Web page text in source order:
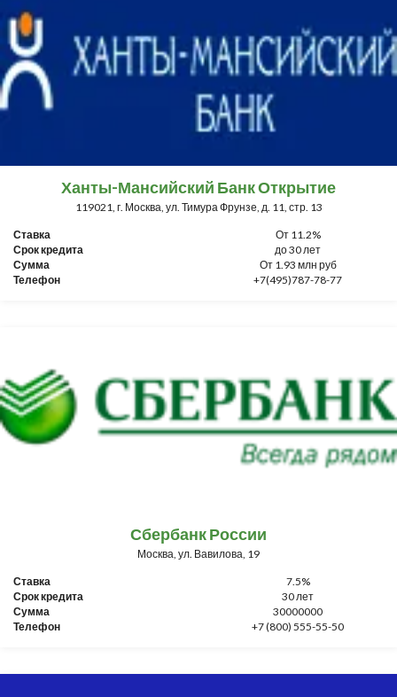
Ханты-Мансийский Банк Открытие
119021, г. Москва, ул. Тимура Фрунзе, д. 11, стр. 13
Ставка
От 11.2%
Срок кредита
до 30 лет
Сумма
От 1.93 млн руб
Телефон
+7(495)787-78-77
Сбербанк России
Москва, ул. Вавилова, 19
Ставка
7.5%
Срок кредита
30 лет
Сумма
30000000
Телефон
+7 (800) 555-55-50